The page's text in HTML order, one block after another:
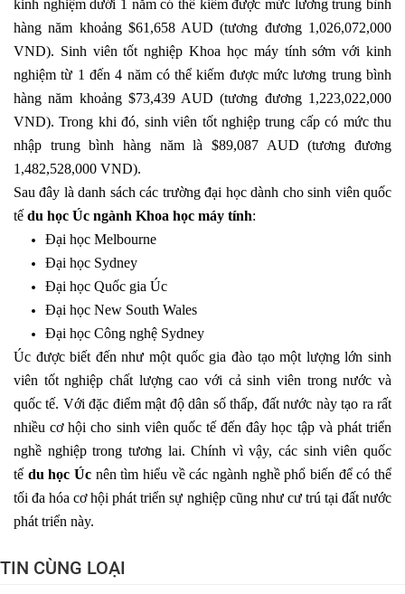
kinh nghiệm dưới 1 năm có thể kiếm được mức lương trung bình
hàng năm khoảng $61,658 AUD (tương đương 1,026,072,000
VND). Sinh viên tốt nghiệp Khoa học máy tính sớm với kinh
nghiệm từ 1 đến 4 năm có thể kiếm được mức lương trung bình
hàng năm khoảng $73,439 AUD (tương đương 1,223,022,000
VND). Trong khi đó, sinh viên tốt nghiệp trung cấp có mức thu
nhập trung bình hàng năm là $89,087 AUD (tương đương
1,482,528,000 VND).
Sau đây là danh sách các trường đại học dành cho sinh viên quốc
tế du học Úc ngành Khoa học máy tính:
Đại học Melbourne
Đại học Sydney
Đại học Quốc gia Úc
Đại học New South Wales
Đại học Công nghệ Sydney
Úc được biết đến như một quốc gia đào tạo một lượng lớn sinh
viên tốt nghiệp chất lượng cao với cả sinh viên trong nước và
quốc tế. Với đặc điểm mật độ dân số thấp, đất nước này tạo ra rất
nhiều cơ hội cho sinh viên quốc tế đến đây học tập và phát triển
nghề nghiệp trong tương lai. Chính vì vậy, các sinh viên quốc
tế du học Úc nên tìm hiểu về các ngành nghề phổ biến để có thể
tối đa hóa cơ hội phát triển sự nghiệp cũng như cư trú tại đất nước
phát triển này.
TIN CÙNG LOẠI